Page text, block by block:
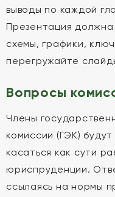
выводы по каждой
Презентация должна
схемы, графики,
перегружайте
Вопросы
Члены
комиссии (ГЭК)
касаться как сути
юриспруденции.
ссылаясь на нормы